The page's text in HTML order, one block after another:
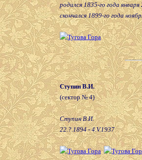
родился 1835-го года января
скончался 1899-го года
Ступин В.И.
(сектор № 4)
Ступин В.И.
22.?.1894 - 4.V.1937